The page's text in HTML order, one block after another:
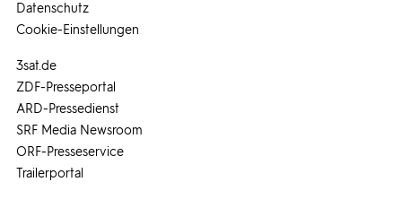
3sat.de
ZDF-Presseportal
ARD-Pressedienst
SRF Media Newsroom
ORF-Presseservice
Trailerportal
Datenschutz
Cookie-Einstellungen